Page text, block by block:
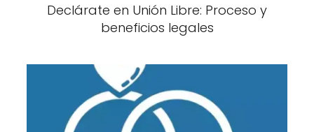
Declárate en Unión Libre: Proceso y
beneficios legales